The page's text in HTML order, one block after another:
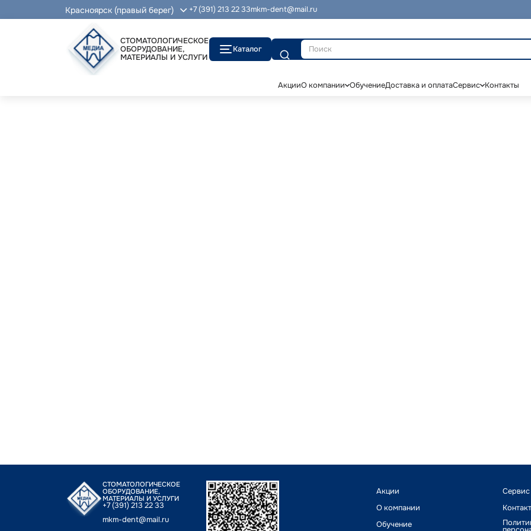
Красноярск (правый берег) +7 (391) 213 22 33mkm-dent@mail.ru
СТОМАТОЛОГИЧЕСКОЕ
ОБОРУДОВАНИЕ,
МАТЕРИАЛЫ И УСЛУГИ
Каталог
Поиск
АкцииО компании ОбучениеДоставка и оплатаСервис Контакты
СТОМАТОЛОГИЧЕСКОЕ
ОБОРУДОВАНИЕ,
МАТЕРИАЛЫ И УСЛУГИ
+7 (391) 213 22 33
mkm-dent@mail.ru
Акции
О компании
Обучение
Сервис